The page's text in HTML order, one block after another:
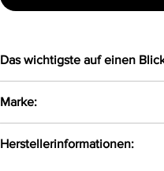
Das wichtigste auf einen
latexähnlichem Material
Der String liegt
Durch das eingearbeitete
Marke:
Herstellerinformationen: